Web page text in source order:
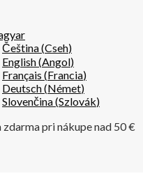
Čeština(Cseh)
English(Angol)
Français (Francia)
Deutsch(Német)
Slovenčina(Szlovák)
zdarma pri nákupe nad 50 €